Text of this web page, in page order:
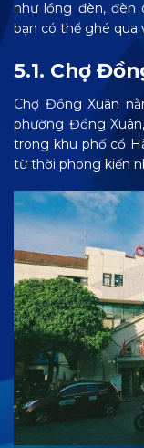
như lồng đèn, đèn
bạn có thể ghé qua
5.1. Chợ
Chợ Đồng Xuân
phường Đồng
trong khu phố cổ
từ thời phong kiến